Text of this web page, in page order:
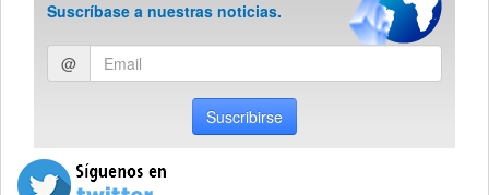
Suscríbase a nuestras noticias.
Ingresar
email
@
Suscribirse